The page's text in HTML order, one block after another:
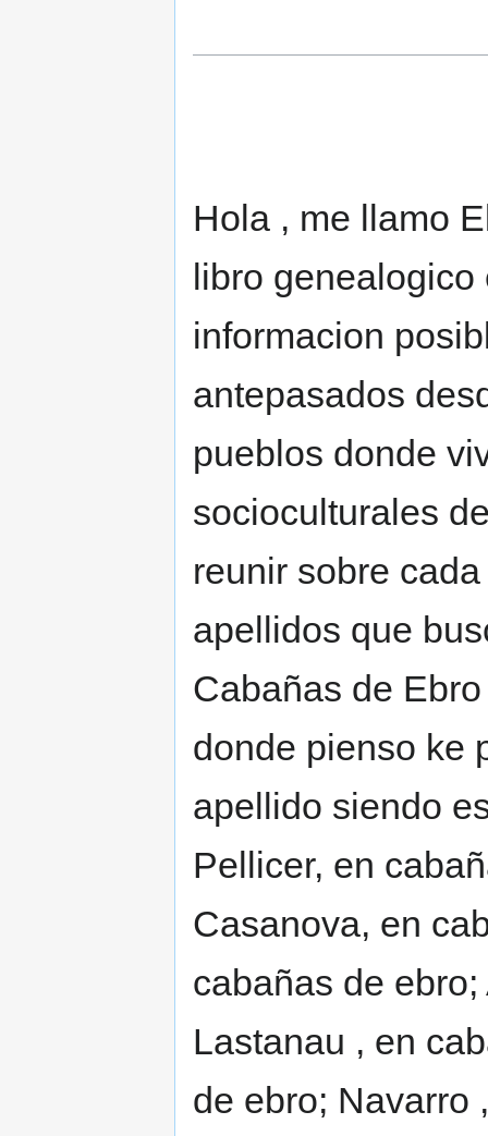
Hola , me llamo
libro
informacion
antepasados
pueblos donde
socioculturales
reunir sobre
apellidos que
Cabañas de
donde pienso ke
apellido siendo
Pellicer, en
Casanova, en
cabañas de
Lastanau , en
de ebro; Navarro